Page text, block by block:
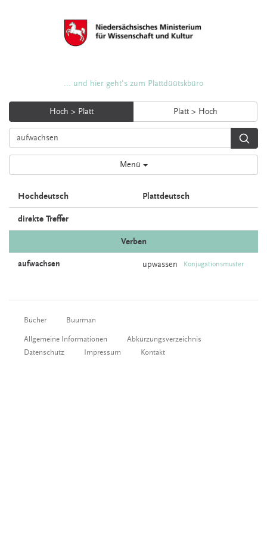
... und hier geht's zum Plattdüütskbüro
Hoch > Platt Platt > Hoch
Menü
Hochdeutsch Plattdeutsch
direkte Treffer
Verben
aufwachsen upwassen Konjugationsmuster
Bücher Buurman
Allgemeine Informationen
Abkürzungsverzeichnis
Datenschutz
Impressum Kontakt